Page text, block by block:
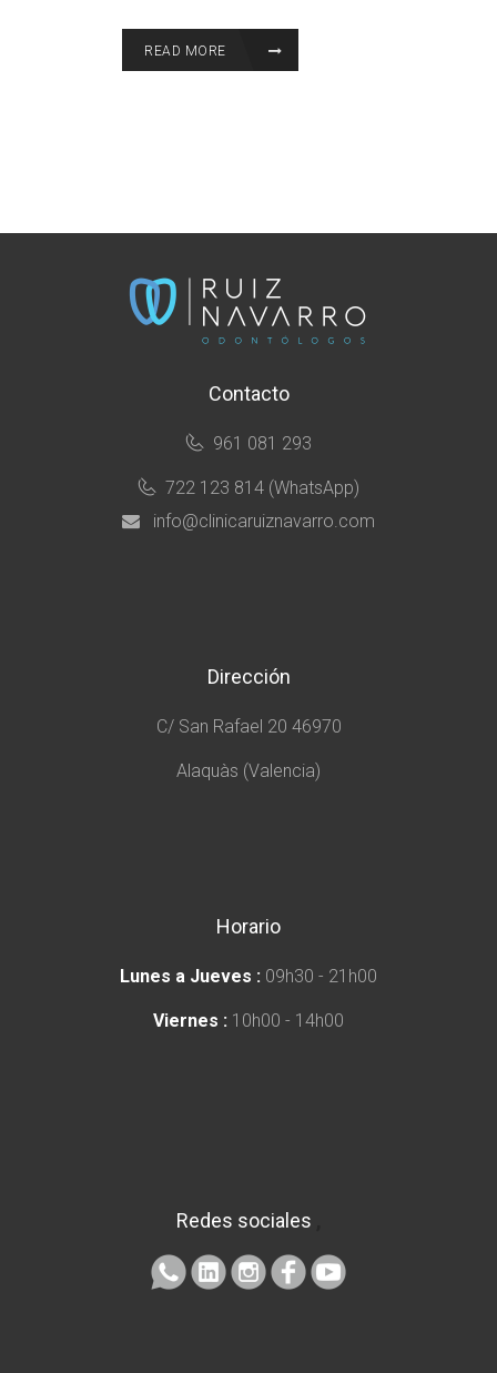
READ MORE
Contacto
961 081 293
722 123 814 (WhatsApp)
info@clinicaruiznavarro.com
Dirección
C/ San Rafael 20 46970
Alaquàs (Valencia)
Horario
Lunes a Jueves : 09h30 - 21h00
Viernes : 10h00 - 14h00
Redes sociales